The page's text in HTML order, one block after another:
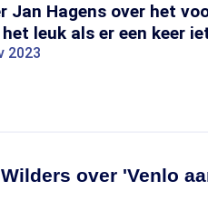
Jan Hagens over het
het leuk als er een keer
2023
over 'Venlo